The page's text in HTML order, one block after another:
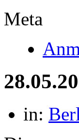
Meta
in: